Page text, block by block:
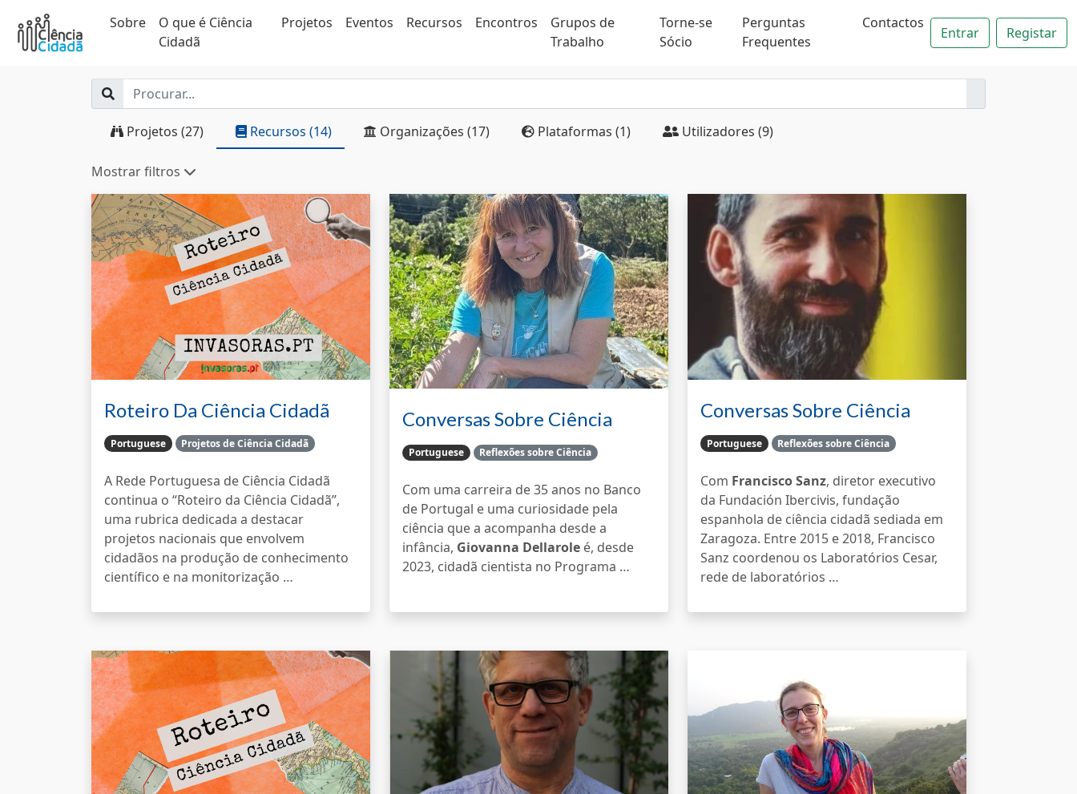
Sobre
O que é Ciência
Cidadã
Projetos Eventos Recursos Encontros
Grupos de
Trabalho
Torne-se
Sócio
Perguntas
Frequentes
Contactos
Entrar Registar
Projetos (27) Recursos (14) Organizações (17) Plataformas (1) Utilizadores (9)
Mostrar filtros
Roteiro Da Ciência Cidadã
Portuguese Projetos de Ciência Cidadã
A Rede Portuguesa de Ciência Cidadã
continua o “Roteiro da Ciência Cidadã”,
uma rubrica dedicada a destacar
projetos nacionais que envolvem
cidadãos na produção de conhecimento
científico e na monitorização …
Conversas Sobre Ciência
Cidadã
Portuguese Reflexões sobre Ciência
Com uma carreira de 35 anos no Banco
de Portugal e uma curiosidade pela
ciência que a acompanha desde a
infância, Giovanna Dellarole é, desde
2023, cidadã cientista no Programa …
Conversas Sobre Ciência
Cidadã
Portuguese Reflexões sobre Ciência
Com Francisco Sanz, diretor executivo
da Fundación Ibercivis, fundação
espanhola de ciência cidadã sediada em
Zaragoza. Entre 2015 e 2018, Francisco
Sanz coordenou os Laboratórios Cesar,
rede de laboratórios …